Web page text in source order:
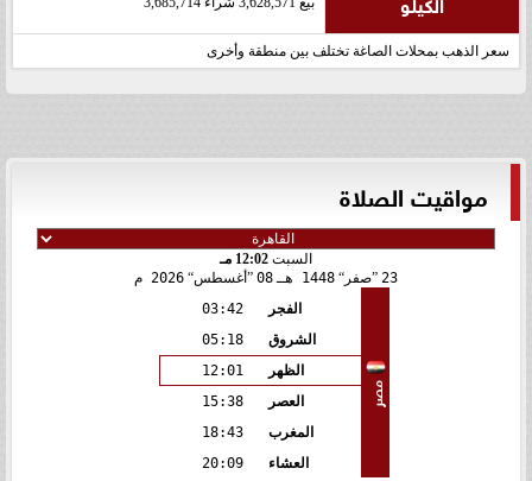
سعر الذهب بمحلات الصاغة تختلف بين منطقة وأخرى
مواقيت الصلاة
السبت 12:02 مـ
23 صفر 1448 هـ 08 أغسطس 2026 م
مصر
الفجر
03:42
الشروق
05:18
الظهر
12:01
العصر
15:38
المغرب
18:43
العشاء
20:09